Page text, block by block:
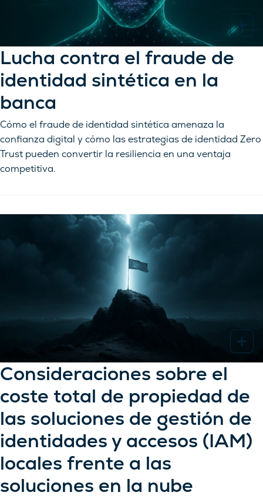
Lucha contra el fraude de
identidad sintética en la
banca
Cómo el fraude de identidad sintética amenaza la
confianza digital y cómo las estrategias de identidad Zero
Trust pueden convertir la resiliencia en una ventaja
competitiva.
Consideraciones sobre el
coste total de propiedad de
las soluciones de gestión de
identidades y accesos (IAM)
locales frente a las
soluciones en la nube